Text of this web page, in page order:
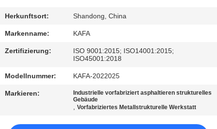
WERKSBESICHTIGUNG
QUALITÄTSKONTROLLE
KONTAKT
NEUIGKEITEN
Herkunftsort: Shandong, China
Markenname: KAFA
Zertifizierung:
ISO 9001:2015; ISO14001:2015;
ISO45001:2018
Modellnummer: KAFA-2022025
Markieren:
Industrielle vorfabriziert asphaltieren strukturelles
Gebäude
,Vorfabriziertes Metallstrukturelle Werkstatt